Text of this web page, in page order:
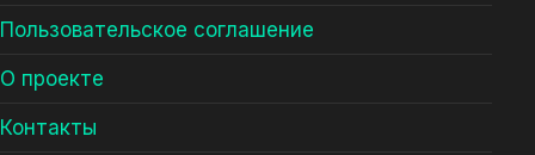
Пользовательское соглашение
О проекте
Контакты